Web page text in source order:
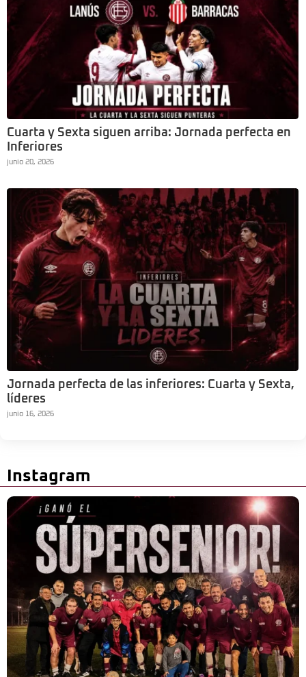
Cuarta y Sexta siguen arriba: Jornada perfecta en
Inferiores
junio 20, 2026
Jornada perfecta de las inferiores: Cuarta y Sexta,
líderes
junio 16, 2026
Instagram